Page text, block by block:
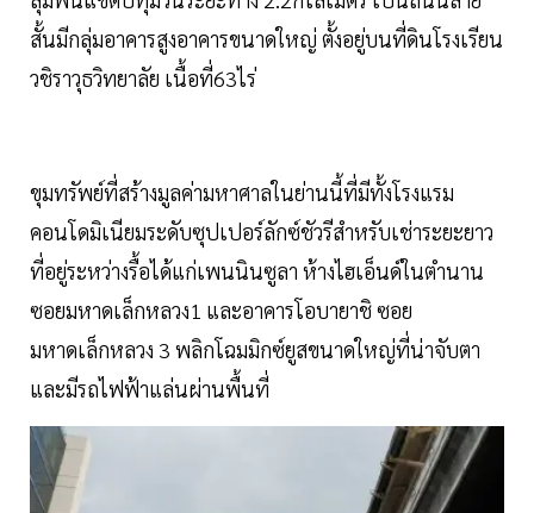
สั้นมีกลุ่มอาคารสูงอาคารขนาดใหญ่ ตั้งอยู่บนที่ดินโรงเรียน
วชิราวุธวิทยาลัย เนื้อที่63ไร่
ขุมทรัพย์ที่สร้างมูลค่ามหาศาลในย่านนี้ที่มีทั้งโรงแรม
คอนโดมิเนียมระดับซุปเปอร์ลักซ์ชัวรีสำหรับเช่าระยะยาว
ที่อยู่ระหว่างรื้อได้แก่เพนนินซูลา ห้างไฮเอ็นด์ในตำนาน
ซอยมหาดเล็กหลวง1 และอาคารโอบายาชิ ซอย
มหาดเล็กหลวง 3 พลิกโฉมมิกซ์ยูสขนาดใหญ่ที่น่าจับตา
และมีรถไฟฟ้าแล่นผ่านพื้นที่